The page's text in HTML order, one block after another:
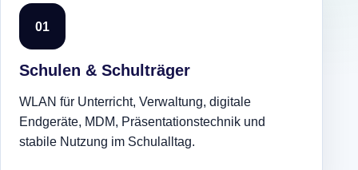
01
Schulen & Schulträger
WLAN für Unterricht, Verwaltung, digitale
Endgeräte, MDM, Präsentationstechnik und
stabile Nutzung im Schulalltag.